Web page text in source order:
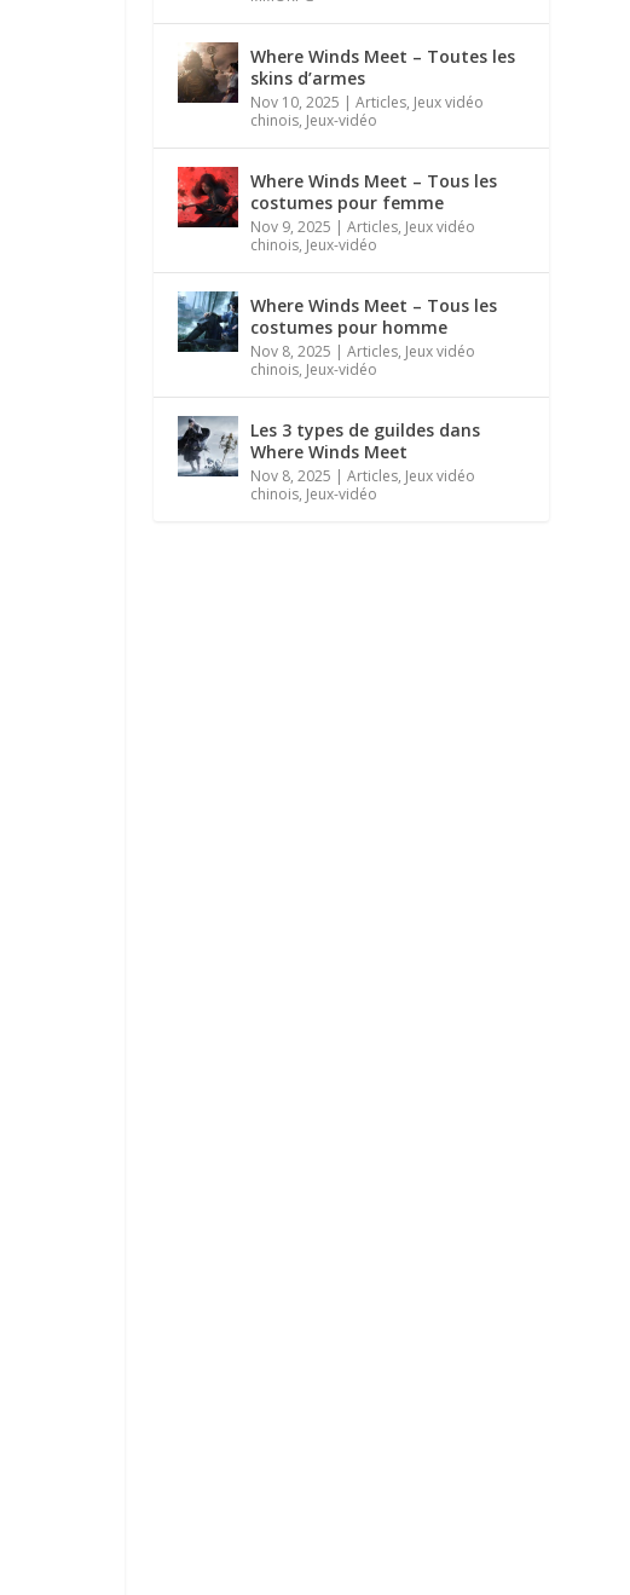
Where Winds Meet – Toutes les
skins d’armes
Nov 10, 2025 |Articles, Jeux vidéo
chinois, Jeux-vidéo
Where Winds Meet – Tous les
costumes pour femme
Nov 9, 2025 |Articles, Jeux vidéo
chinois, Jeux-vidéo
Where Winds Meet – Tous les
costumes pour homme
Nov 8, 2025 |Articles, Jeux vidéo
chinois, Jeux-vidéo
Les 3 types de guildes dans
Where Winds Meet
Nov 8, 2025 |Articles, Jeux vidéo
chinois, Jeux-vidéo